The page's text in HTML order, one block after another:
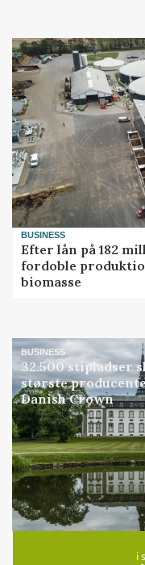
BUSINESS
Efter lån på 182
fordoble
biomasse
BUSINESS
32.500 stipladser
største
Danish Crown
i